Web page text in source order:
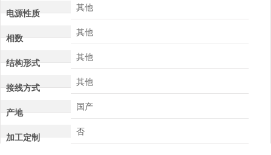
电源性质 其他
相数 其他
结构形式 其他
接线方式 其他
产地 国产
加工定制 否